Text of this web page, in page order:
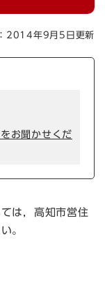
2014年9月5日更新
お聞かせくだ
は，高知市営住
。